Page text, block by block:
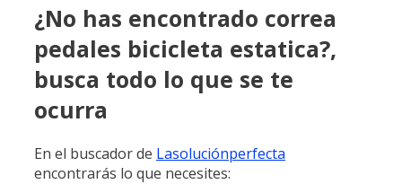
¿No has encontrado correa
pedales bicicleta estatica?,
busca todo lo que se te
ocurra
En el buscador de Lasoluciónperfecta
encontrarás lo que necesites: